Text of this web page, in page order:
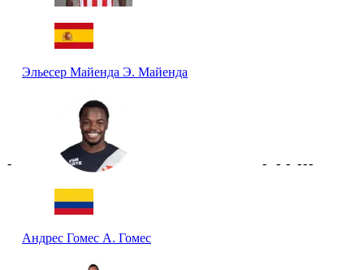
Эльесер Майенда Э. Майенда
-
Андрес Гомес А. Гомес
- - - ---